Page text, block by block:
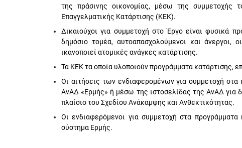
της πράσινης οικονομίας, μέσω της συμμετοχής
Επαγγελματικής Κατάρτισης (ΚΕΚ).
Δικαιούχοι για συμμετοχή στο Έργο είναι φυσικά
δημόσιο τομέα, αυτοαπασχολούμενοι και
ικανοποιεί ατομικές ανάγκες κατάρτισης.
Τα ΚΕΚ τα οποία υλοποιούν προγράμματα κατάρτισης,
Οι αιτήσεις των ενδιαφερομένων για συμμετοχή
ΑνΑΔ «Ερμής» ή μέσω της ιστοσελίδας της ΑνΑΔ για
πλαίσιο του Σχεδίου Ανάκαμψης και Ανθεκτικότητας.
Οι ενδιαφερόμενοι για συμμετοχή στα
σύστημα Ερμής.